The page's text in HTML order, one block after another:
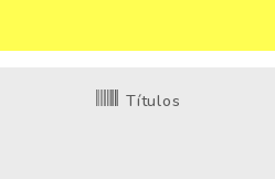
Títulos